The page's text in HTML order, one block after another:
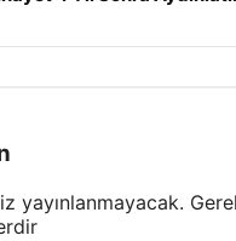
yayınlanmayacak.